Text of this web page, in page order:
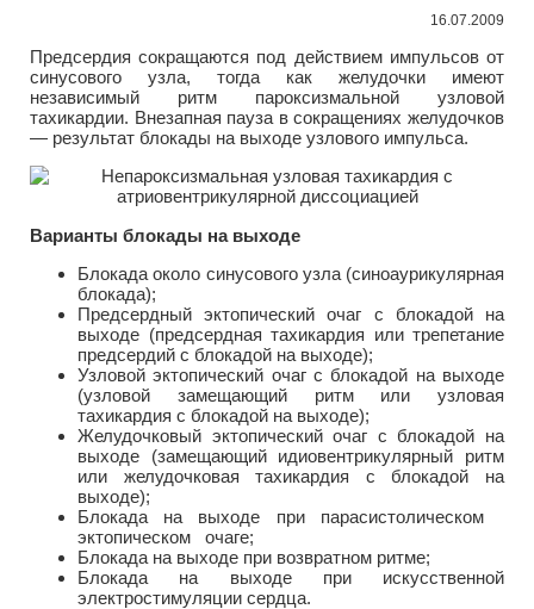
16.07.2009
Предсердия сокращаются под действием импульсов от
синусового узла, тогда как желудочки имеют
независимый ритм пароксизмальной узловой
тахикардии. Внезапная пауза в сокращениях желудочков
— результат блокады на выходе узлового импульса.
Варианты блокады на выходе
Блокада около синусового узла (синоаурикулярная
блокада);
Предсердный эктопический очаг с блокадой на
выходе (предсердная тахикардия или трепетание
предсердий с блокадой на выходе);
Узловой эктопический очаг с блокадой на выходе
(узловой замещающий ритм или узловая
тахикардия с блокадой на выходе);
Желудочковый эктопический очаг с блокадой на
выходе (замещающий идиовентрикулярный ритм
или желудочковая тахикардия с блокадой на
выходе);
Блокада на выходе при парасистолическом
эктопическом очаге;
Блокада на выходе при возвратном ритме;
Блокада на выходе при искусственной
электростимуляции сердца.